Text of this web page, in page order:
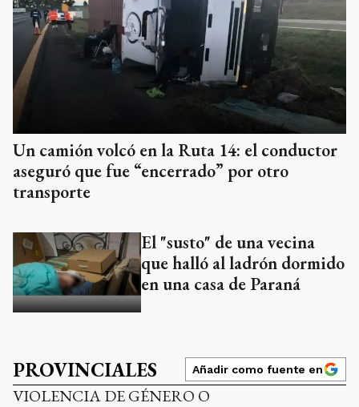
Un camión volcó en la Ruta 14: el conductor
aseguró que fue “encerrado” por otro
transporte
El "susto" de una vecina
que halló al ladrón dormido
en una casa de Paraná
PROVINCIALES Añadir como fuente en
VIOLENCIA DE GÉNERO O